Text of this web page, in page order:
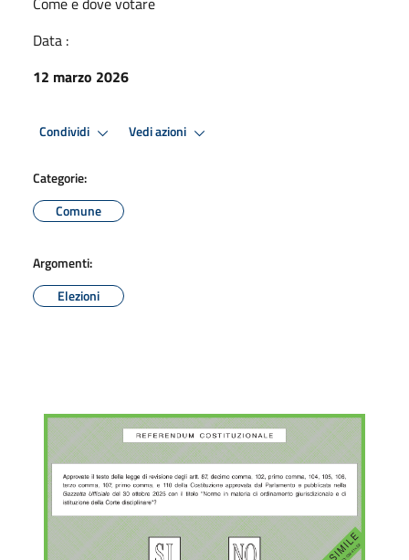
Data :
12 marzo 2026
Condividi Vedi azioni
Categorie:
Comune
Argomenti:
Elezioni